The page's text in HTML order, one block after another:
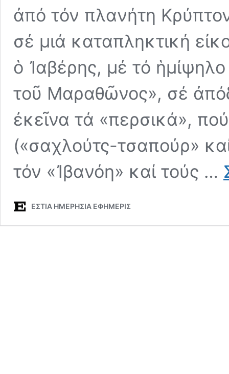
ἀπό τόν πλανήτη
σέ μιά καταπληκτική
ὁ Ἰαβέρης, μέ τό
τοῦ Μαραθῶνος», σέ
ἐκεῖνα τά «περσικά»,
(«σαχλούτς-τσαπούρ»
τόν «Ἰβανόη» καί τούς …
ΕΣΤΙΑ ΗΜΕΡΗΣΙΑ ΕΦΗΜΕΡΙΣ